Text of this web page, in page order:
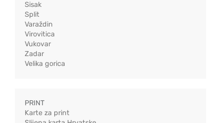
Sisak
Split
Varaždin
Virovitica
Vukovar
Zadar
Velika gorica
PRINT
Karte za print